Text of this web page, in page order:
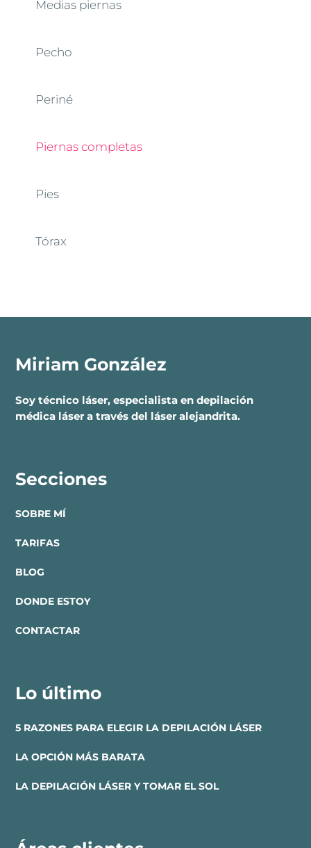
Medias piernas
Pecho
Periné
Piernas completas
Pies
Tórax
Miriam González
Soy técnico láser, especialista en depilación
médica láser a través del láser alejandrita.
Secciones
SOBRE MÍ
TARIFAS
BLOG
DONDE ESTOY
CONTACTAR
Lo último
5 RAZONES PARA ELEGIR LA DEPILACIÓN LÁSER
LA OPCIÓN MÁS BARATA
LA DEPILACIÓN LÁSER Y TOMAR EL SOL